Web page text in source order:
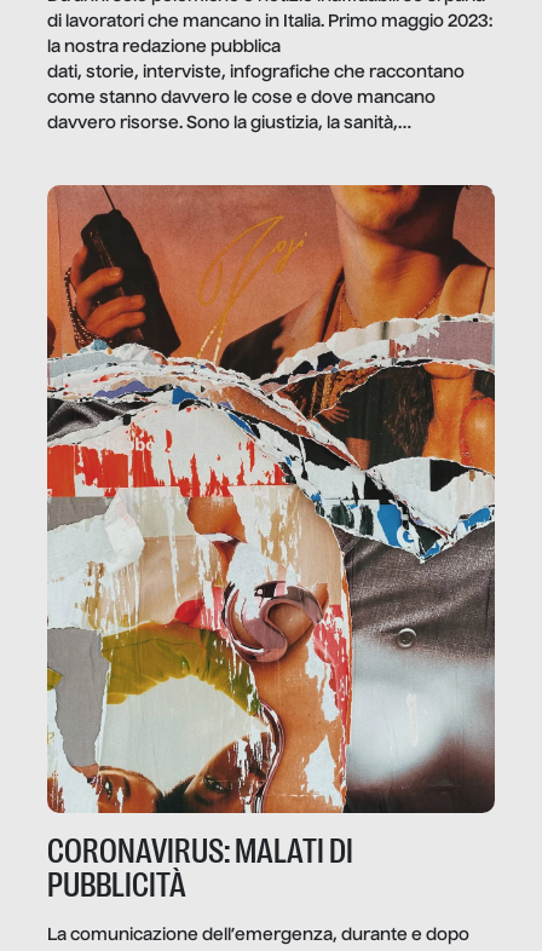
di lavoratori che mancano in Italia. Primo maggio 2023:
la nostra redazione pubblica
dati, storie, interviste, infografiche che raccontano
come stanno davvero le cose e dove mancano
davvero risorse. Sono la giustizia, la sanità,
CORONAVIRUS: MALATI DI
PUBBLICITÀ
La comunicazione dell’emergenza, durante e dopo